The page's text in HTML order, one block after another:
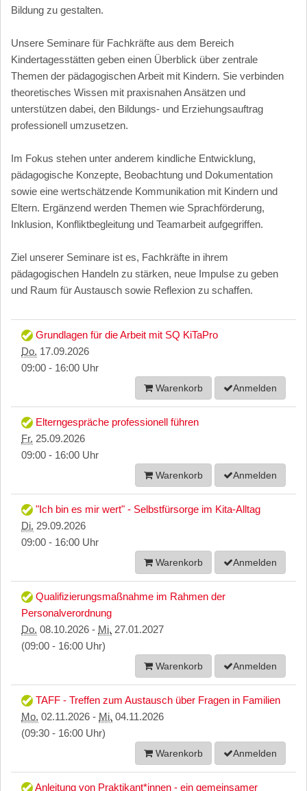
Bildung zu gestalten.
Unsere Seminare für Fachkräfte aus dem Bereich
Kindertagesstätten geben einen Überblick über zentrale
Themen der pädagogischen Arbeit mit Kindern. Sie verbinden
theoretisches Wissen mit praxisnahen Ansätzen und
unterstützen dabei, den Bildungs- und Erziehungsauftrag
professionell umzusetzen.
Im Fokus stehen unter anderem kindliche Entwicklung,
pädagogische Konzepte, Beobachtung und Dokumentation
sowie eine wertschätzende Kommunikation mit Kindern und
Eltern. Ergänzend werden Themen wie Sprachförderung,
Inklusion, Konfliktbegleitung und Teamarbeit aufgegriffen.
Ziel unserer Seminare ist es, Fachkräfte in ihrem
pädagogischen Handeln zu stärken, neue Impulse zu geben
und Raum für Austausch sowie Reflexion zu schaffen.
Grundlagen für die Arbeit mit SQ KiTaPro
Do. 17.09.2026
09:00 - 16:00 Uhr
Warenkorb Anmelden
Elterngespräche professionell führen
Fr. 25.09.2026
09:00 - 16:00 Uhr
Warenkorb Anmelden
"Ich bin es mir wert" - Selbstfürsorge im Kita-Alltag
Di. 29.09.2026
09:00 - 16:00 Uhr
Warenkorb Anmelden
Qualifizierungsmaßnahme im Rahmen der
Personalverordnung
Do. 08.10.2026 - Mi. 27.01.2027
(09:00 - 16:00 Uhr)
Warenkorb Anmelden
TAFF - Treffen zum Austausch über Fragen in Familien
Mo. 02.11.2026 - Mi. 04.11.2026
(09:30 - 16:00 Uhr)
Warenkorb Anmelden
Anleitung von Praktikant*innen - ein gemeinsamer